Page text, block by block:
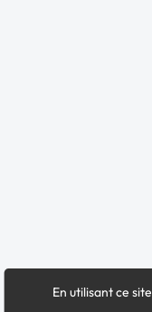
En utilisant ce